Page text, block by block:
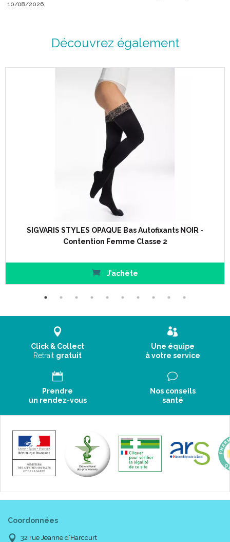
10/08/2026.
Découvrez également
SIGVARIS STYLES OPAQUE Bas Autofixants NOIR -
Contention Femme Classe 2
J’achète
Click & Collect
Retrait gratuit
Une équipe
à votre service
Prendre
un rendez-vous
Nos conseils
santé
Coordonnées
32 rue Jeanne d’Harcourt